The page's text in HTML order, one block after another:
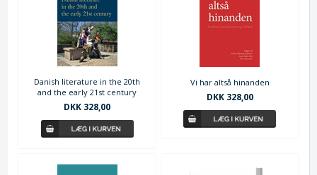
Danish literature in the 20th
and the early 21st century
DKK 328,00
Vi har altså hinanden
DKK 328,00